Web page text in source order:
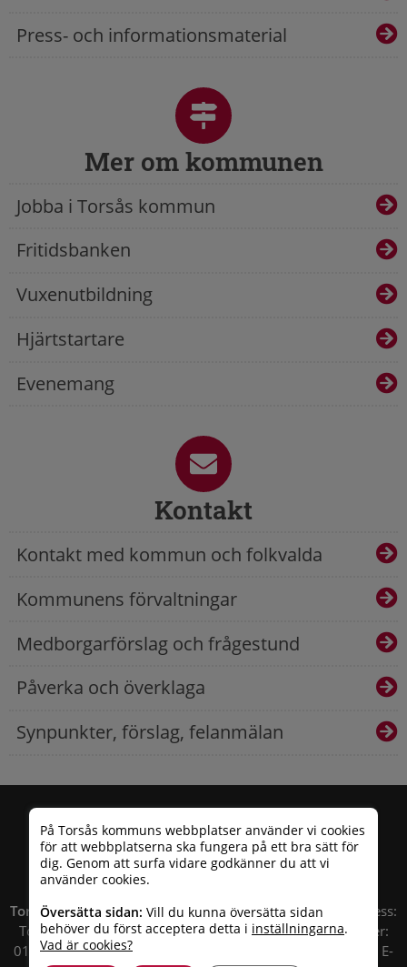
På Torsås kommuns webbplatser använder vi cookies
för att webbplatserna ska fungera på ett bra sätt för
dig. Genom att surfa vidare godkänner du att vi
använder cookies.
Översätta sidan: Vill du kunna översätta sidan
behöver du först acceptera detta i inställningarna.
Vad är cookies?
Press- och informationsmaterial
Mer om kommunen
Jobba i Torsås kommun
Fritidsbanken
Vuxenutbildning
Hjärtstartare
Evenemang
Kontakt
Kontakt med kommun och folkvalda
Kommunens förvaltningar
Medborgarförslag och frågestund
Påverka och överklaga
Synpunkter, förslag, felanmälan
Torsås kommun| Besöksadress: Allfargatan 26 | Postadress:
Torsås kommun, Box 503, 385 25 Torsås Telefonnummer:
010 – 35 33 100 | Organisationsnummer: 212000-0696 | E-